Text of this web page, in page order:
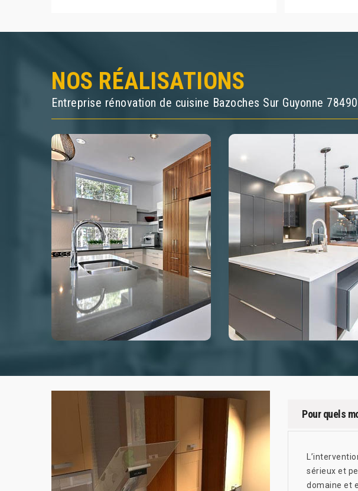
NOS RÉALISATIONS
Entreprise rénovation de cuisine Bazoches Sur Guyonne 78490
Pour quels
sérieux et
domaine et